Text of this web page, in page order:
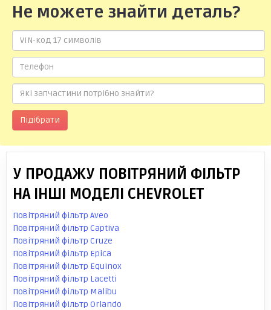
Не можете знайти деталь?
Підібрати
У ПРОДАЖУ ПОВІТРЯНИЙ ФІЛЬТР
НА ІНШІ МОДЕЛІ CHEVROLET
Повітряний фільтр Aveo
Повітряний фільтр Captiva
Повітряний фільтр Cruze
Повітряний фільтр Epica
Повітряний фільтр Equinox
Повітряний фільтр Lacetti
Повітряний фільтр Malibu
Повітряний фільтр Orlando